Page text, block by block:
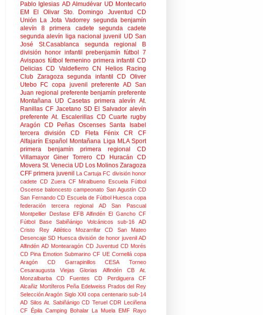
Pablo Iglesias AD Almudévar UD Montecarlo
EM El Olivar Sto. Domingo Juventud
CD
Unión La Jota Vadorrey segunda benjamín
alevín 8
primera cadete
segunda cadete
segunda alevín
liga nacional juvenil
UD San
José
St.Casablanca
segunda regional B
división honor infantil
prebenjamín fútbol 7
Avispaos fútbol femenino primera infantil
CD
Delicias CD Valdefierro CN Helios
Racing
Club Zaragoza segunda infantil
CD Oliver
Utebo FC copa juvenil preferente AD San
Juan regional preferente benjamín preferente
Montañana UD Casetas primera alevín At.
Ranillas CF Jacetano SD El Salvador alevín
preferente At. Escalerillas CD Cuarte rugby
Aragón
CD Peñas Oscenses Santa Isabel
tercera división
CD Fleta Fénix CR
CF
Alfajarín Español Montañana Liga MLA Sport
primera benjamín
primera regional
CD
Villamayor Giner Torrero CD Huracán
CD
Movera St. Venecia UD Los Molinos Zaragoza
CFF primera juvenil La Cartuja FC división honor
cadete CD Zuera CF Miralbueno Escuela Fútbol
Oscense baloncesto campeonato San Agustín CD
San Fernando CD Escuela de Fútbol Huesca copa
federación
tercera regional
AD San Pascual
Montpellier Desfase EFB Alfindén El Gancho CF
Fútbol Base Sabiñánigo
Volcánicos sub-16
AD
Cristo Rey
Atlético Mozarrifar
CD San Mateo
Desencaje SD Huesca división de honor juvenil AD
Alfindén AD Montearagón CD Juventud CD Morés
CD Pina Emotion Submarino CF UE Cornellá copa
Aragón
CD Garrapinillos CESA
Torneo
Cesaraugusta
Viejas Glorias Alfindén CB
At.
Monzalbarba
CD Fuentes CD Perdiguera
CF
Alcañiz Mortíferos Peña Edelweiss Prados del Rey
Selección Aragón Siglo XXI copa centenario sub-14
AD Silos At. Sabiñánigo CD Teruel CDR Leciñena
CF Épila Camping Bohalar La Muela EMF Rayo